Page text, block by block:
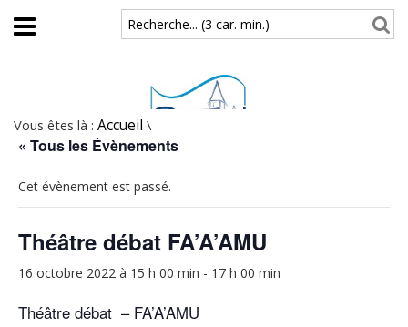
Aller au contenu principal
Recherche... (3 car. min.)
Vous êtes là : Accueil \
« Tous les Évènements
Cet évènement est passé.
Théâtre débat FA’A’AMU
16 octobre 2022 à 15 h 00 min - 17 h 00 min
Théâtre débat – FA’A’AMU